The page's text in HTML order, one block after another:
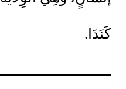
كَنَدَا.